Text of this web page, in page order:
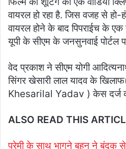
वायरल हो रहा है. जिस वजह से हो-
वायरल होने के बाद पिपराईच के
यूपी के सीएम के जनसुनवाई पोर्टल
वेद प्रकाश ने सीएम योगी
सिंगर खेसारी लाल यादव के
Khesarilal Yadav ) केस दर्ज
ALSO READ THIS
प्रेमी के साथ भागने बहन ने बंदूक से